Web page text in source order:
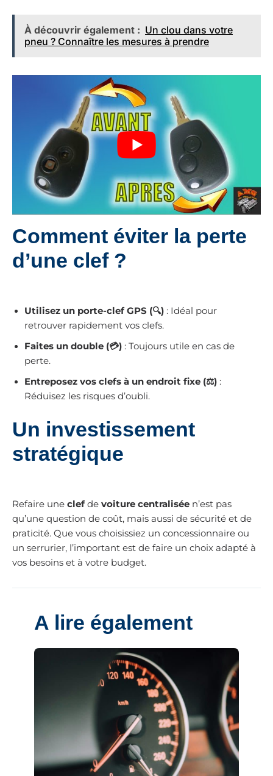
À découvrir également : Un clou dans votre
pneu ? Connaître les mesures à prendre
Comment éviter la perte
d’une clef ?
Utilisez un porte-clef GPS (🔍) : Idéal pour
retrouver rapidement vos clefs.
Faites un double (💳) : Toujours utile en cas de
perte.
Entreposez vos clefs à un endroit fixe (⚖) :
Réduisez les risques d’oubli.
Un investissement
stratégique
Refaire une clef de voiture centralisée n’est pas
qu’une question de coût, mais aussi de sécurité et de
praticité. Que vous choisissiez un concessionnaire ou
un serrurier, l’important est de faire un choix adapté à
vos besoins et à votre budget.
A lire également